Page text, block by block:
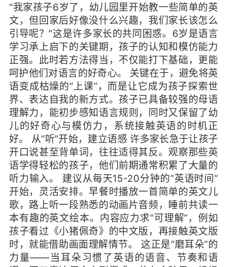
“我家孩子6岁了，幼儿园里开始教一些简单的英
文，但回家后好像没什么兴趣，我们家长该怎么
引导呢？”这是许多家长的共同困惑。6岁是语言
学习承上启下的关键期，孩子的认知和模仿能力
正强。此时若方法得当，不仅能打下基础，更能
呵护他们对语言的好奇心。 关键在于，避免将英
语变成枯燥的“上课”，而是让它成为孩子探索世
界、表达自我的新方式。孩子已具备较强的母语
理解力，能初步感知语言规则，同时又保留了幼
儿的好奇心与模仿力，系统接触英语的时机正
好。 从“听”开始，建立语感 许多家长急于让孩子
开口说甚至背单词，往往适得其反。观察那些英
语学得轻松的孩子，他们前期通常积累了大量的
听力输入。 建议从每天15-20分钟的“英语时间”
开始，灵活安排。早餐时播放一首简单的英文儿
歌，路上听一段熟悉的动画片音频，睡前共读一
本有趣的英文绘本。内容应力求“可理解”，例如
孩子看过《小猪佩奇》的中文版，再接触英文版
时，就能借助画面理解情节。 这正是“磨耳朵”的
力量——当耳朵习惯了英语的语音、节奏和语